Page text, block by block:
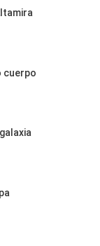
cuerpo